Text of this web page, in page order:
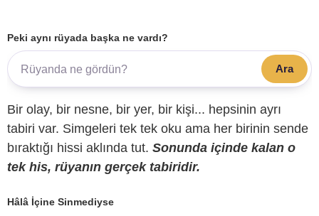
Peki aynı rüyada başka ne vardı?
Ara
Bir olay, bir nesne, bir yer, bir kişi... hepsinin ayrı
tabiri var. Simgeleri tek tek oku ama her birinin sende
bıraktığı hissi aklında tut. Sonunda içinde kalan o
tek his, rüyanın gerçek tabiridir.
Hâlâ İçine Sinmediyse